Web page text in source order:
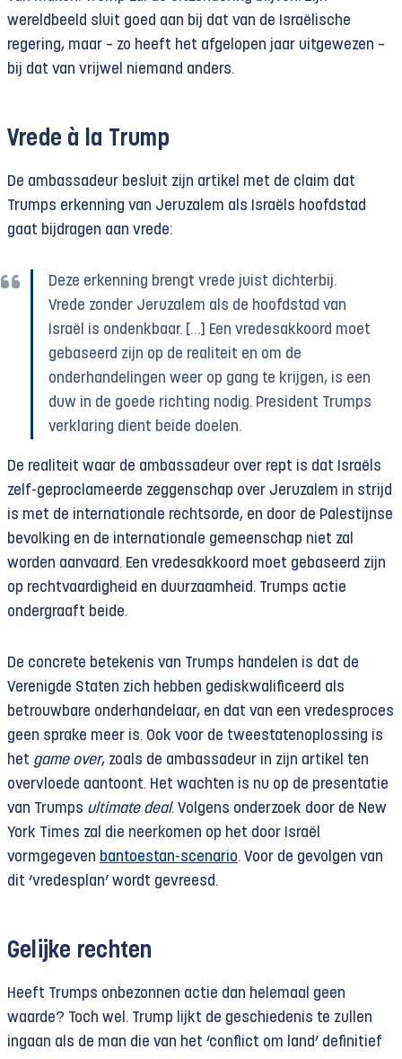
wereldbeeld sluit goed aan bij dat van de Israëlische
regering, maar – zo heeft het afgelopen jaar uitgewezen –
bij dat van vrijwel niemand anders.
Vrede à la Trump
De ambassadeur besluit zijn artikel met de claim dat
Trumps erkenning van Jeruzalem als Israëls hoofdstad
gaat bijdragen aan vrede:
Deze erkenning brengt vrede juist dichterbij.
Vrede zonder Jeruzalem als de hoofdstad van
Israël is ondenkbaar. […] Een vredesakkoord moet
gebaseerd zijn op de realiteit en om de
onderhandelingen weer op gang te krijgen, is een
duw in de goede richting nodig. President Trumps
verklaring dient beide doelen.
De realiteit waar de ambassadeur over rept is dat Israëls
zelf-geproclameerde zeggenschap over Jeruzalem in strijd
is met de internationale rechtsorde, en door de Palestijnse
bevolking en de internationale gemeenschap niet zal
worden aanvaard. Een vredesakkoord moet gebaseerd zijn
op rechtvaardigheid en duurzaamheid. Trumps actie
ondergraaft beide.
De concrete betekenis van Trumps handelen is dat de
Verenigde Staten zich hebben gediskwalificeerd als
betrouwbare onderhandelaar, en dat van een vredesproces
geen sprake meer is. Ook voor de tweestatenoplossing is
het game over, zoals de ambassadeur in zijn artikel ten
overvloede aantoont. Het wachten is nu op de presentatie
van Trumps ultimate deal. Volgens onderzoek door de New
York Times zal die neerkomen op het door Israël
vormgegeven bantoestan-scenario. Voor de gevolgen van
dit ‘vredesplan’ wordt gevreesd.
Gelijke rechten
Heeft Trumps onbezonnen actie dan helemaal geen
waarde? Toch wel. Trump lijkt de geschiedenis te zullen
ingaan als de man die van het ‘conflict om land’ definitief